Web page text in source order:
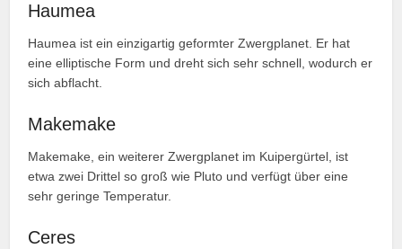
Haumea
Haumea ist ein einzigartig geformter Zwergplanet. Er hat
eine elliptische Form und dreht sich sehr schnell, wodurch er
sich abflacht.
Makemake
Makemake, ein weiterer Zwergplanet im Kuipergürtel, ist
etwa zwei Drittel so groß wie Pluto und verfügt über eine
sehr geringe Temperatur.
Ceres